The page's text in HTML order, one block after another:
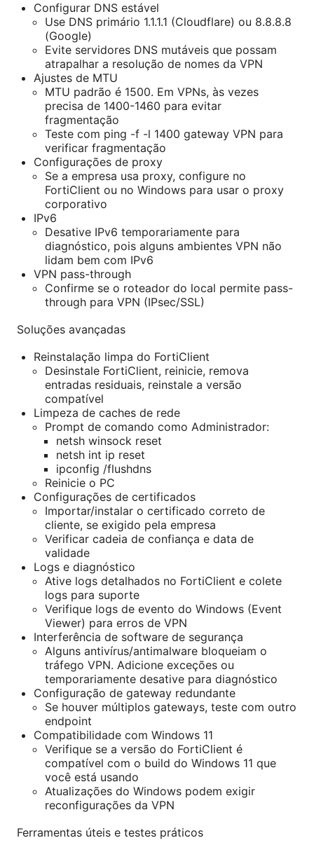
Configurar DNS estável
Use DNS primário 1.1.1.1 (Cloudflare) ou 8.8.8.8
(Google)
Evite servidores DNS mutáveis que possam
atrapalhar a resolução de nomes da VPN
Ajustes de MTU
MTU padrão é 1500. Em VPNs, às vezes
precisa de 1400-1460 para evitar
fragmentação
Teste com ping -f -l 1400 gateway VPN para
verificar fragmentação
Configurações de proxy
Se a empresa usa proxy, configure no
FortiClient ou no Windows para usar o proxy
corporativo
IPv6
Desative IPv6 temporariamente para
diagnóstico, pois alguns ambientes VPN não
lidam bem com IPv6
VPN pass-through
Confirme se o roteador do local permite pass-
through para VPN (IPsec/SSL)
Soluções avançadas
Reinstalação limpa do FortiClient
Desinstale FortiClient, reinicie, remova
entradas residuais, reinstale a versão
compatível
Limpeza de caches de rede
Prompt de comando como Administrador:
netsh winsock reset
netsh int ip reset
ipconfig /flushdns
Reinicie o PC
Configurações de certificados
Importar/instalar o certificado correto de
cliente, se exigido pela empresa
Verificar cadeia de confiança e data de
validade
Logs e diagnóstico
Ative logs detalhados no FortiClient e colete
logs para suporte
Verifique logs de evento do Windows (Event
Viewer) para erros de VPN
Interferência de software de segurança
Alguns antivírus/antimalware bloqueiam o
tráfego VPN. Adicione exceções ou
temporariamente desative para diagnóstico
Configuração de gateway redundante
Se houver múltiplos gateways, teste com outro
endpoint
Compatibilidade com Windows 11
Verifique se a versão do FortiClient é
compatível com o build do Windows 11 que
você está usando
Atualizações do Windows podem exigir
reconfigurações da VPN
Ferramentas úteis e testes práticos